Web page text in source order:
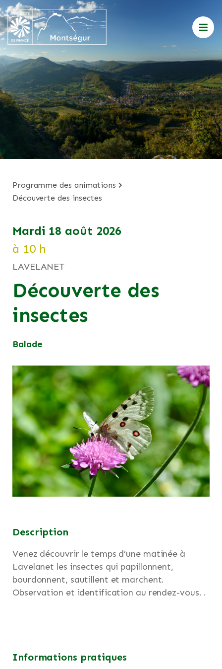
programme des animations
découverte des insectes
mardi 18 août 2026
à 10 h
LAVELANET
Découverte des
insectes
Balade
Description
Venez découvrir le temps d’une matinée à
Lavelanet les insectes qui papillonnent,
bourdonnent, sautillent et marchent.
Observation et identification au rendez-vous. .
Informations pratiques